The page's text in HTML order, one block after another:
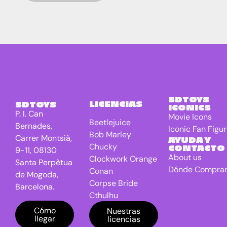
Terrestrial
Friday the
13th
Game Of
Thrones TV
series
Gremlins
Potter
IT 0
SDTOYS
P. I. Can
Bernades,
Carrer Montsià,
9-11, 08130
Santa Perpètua
de Mogoda,
Barcelona.
Cómo
llegar
LICENCIAS
Beetlejuice
Bob Marley
Chucky
Clockwork Orange
Conan
Corpse Bride
Cthulhu
DC Universe
Batman
Nuestras
licencias
SDTOYS
ICONICS
Movie Icons
Iconic Fan
AYUDA Y
CONTACTO
About us
Dónde Comprar